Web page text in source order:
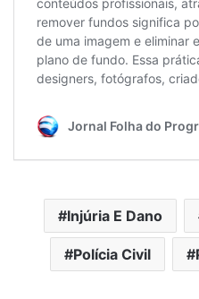
Injúria E Dano
Polícia Civil